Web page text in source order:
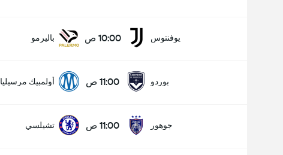
يوفنتوس 10:00 ص باليرمو
بوردو 11:00 ص أولمبيك مرسيليا 2
جوهور 11:00 ص تشيلسي